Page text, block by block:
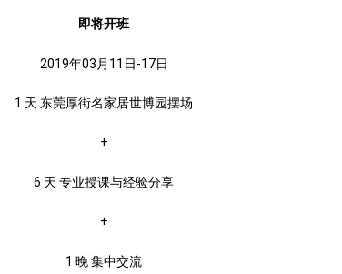
即将开班
2019年03月11日-17日
1 天 东莞厚街名家居世博园摆场
+
6 天 专业授课与经验分享
+
1 晚集中交流